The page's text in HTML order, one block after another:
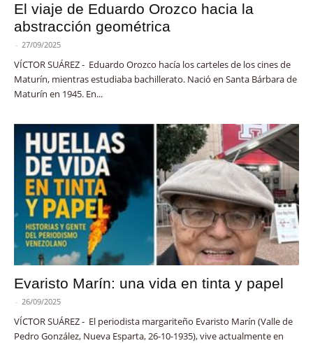
El viaje de Eduardo Orozco hacia la
abstracción geométrica
- 27/09/2025
VÍCTOR SUÁREZ - Eduardo Orozco hacía los carteles de los cines de
Maturín, mientras estudiaba bachillerato. Nació en Santa Bárbara de
Maturín en 1945. En...
Evaristo Marín: una vida en tinta y papel
- 26/09/2025
VÍCTOR SUÁREZ - El periodista margariteño Evaristo Marín (Valle de
Pedro González, Nueva Esparta, 26-10-1935), vive actualmente en